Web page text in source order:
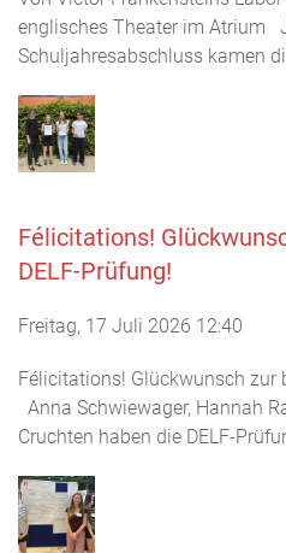
englisches Theater im Atrium
Schuljahresabschluss kamen
Félicitations!
DELF-Prüfung!
Freitag, 17 Juli 2026 12:40
Félicitations! Glückwunsch zur
Anna Schwiewager, Hannah
Cruchten haben die DELF-